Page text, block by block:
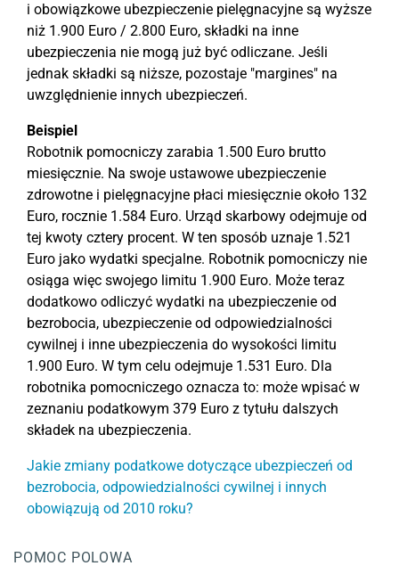
i obowiązkowe ubezpieczenie pielęgnacyjne są wyższe
niż 1.900 Euro / 2.800 Euro, składki na inne
ubezpieczenia nie mogą już być odliczane. Jeśli
jednak składki są niższe, pozostaje "margines" na
uwzględnienie innych ubezpieczeń.
Beispiel
Robotnik pomocniczy zarabia 1.500 Euro brutto
miesięcznie. Na swoje ustawowe ubezpieczenie
zdrowotne i pielęgnacyjne płaci miesięcznie około 132
Euro, rocznie 1.584 Euro. Urząd skarbowy odejmuje od
tej kwoty cztery procent. W ten sposób uznaje 1.521
Euro jako wydatki specjalne. Robotnik pomocniczy nie
osiąga więc swojego limitu 1.900 Euro. Może teraz
dodatkowo odliczyć wydatki na ubezpieczenie od
bezrobocia, ubezpieczenie od odpowiedzialności
cywilnej i inne ubezpieczenia do wysokości limitu
1.900 Euro. W tym celu odejmuje 1.531 Euro. Dla
robotnika pomocniczego oznacza to: może wpisać w
zeznaniu podatkowym 379 Euro z tytułu dalszych
składek na ubezpieczenia.
Jakie zmiany podatkowe dotyczące ubezpieczeń od
bezrobocia, odpowiedzialności cywilnej i innych
obowiązują od 2010 roku?
POMOC POLOWA